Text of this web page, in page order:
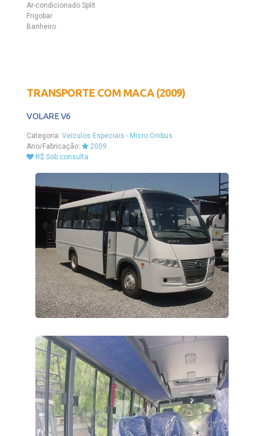
Ar-condicionado Split
Frigobar
Banheiro
TRANSPORTE COM MACA (2009)
VOLARE V6
Categoria: Veiculos Especiais - Micro Onibus
Ano/Fabricação:
2009
R$ Sob consulta